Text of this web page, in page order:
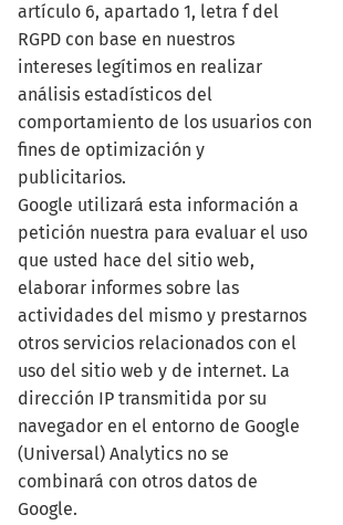
artículo 6, apartado 1, letra f del
RGPD con base en nuestros
intereses legítimos en realizar
análisis estadísticos del
comportamiento de los usuarios con
fines de optimización y
publicitarios.
Google utilizará esta información a
petición nuestra para evaluar el uso
que usted hace del sitio web,
elaborar informes sobre las
actividades del mismo y prestarnos
otros servicios relacionados con el
uso del sitio web y de internet. La
dirección IP transmitida por su
navegador en el entorno de Google
(Universal) Analytics no se
combinará con otros datos de
Google.